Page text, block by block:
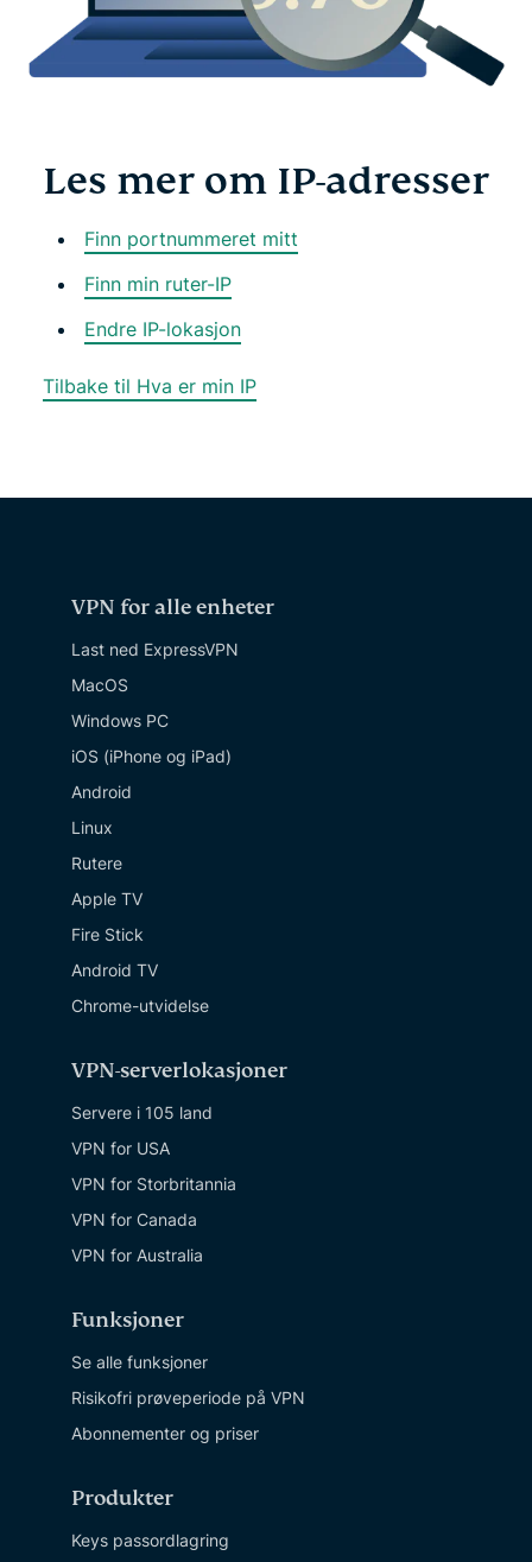
Les mer om IP-adresser
Finn portnummeret mitt
Finn min ruter-IP
Endre IP-lokasjon
Tilbake til Hva er min IP
VPN for alle enheter
Last ned ExpressVPN
MacOS
Windows PC
iOS (iPhone og iPad)
Android
Linux
Rutere
Apple TV
Fire Stick
Android TV
Chrome-utvidelse
VPN-serverlokasjoner
Servere i 105 land
VPN for USA
VPN for Storbritannia
VPN for Canada
VPN for Australia
Funksjoner
Se alle funksjoner
Risikofri prøveperiode på VPN
Abonnementer og priser
Produkter
Keys passordlagring